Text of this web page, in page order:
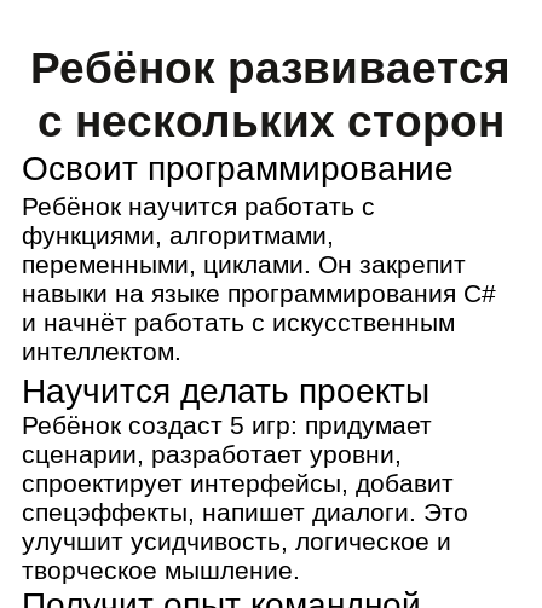
сценарии, разработает уровни,
спроектирует интерфейсы, добавит
спецэффекты, напишет диалоги. Это
улучшит усидчивость, логическое и
Получит опыт командной
разработки
Ребята работают как в настоящей IT-
компании: распределяют роли,
планируют сроки, слушают разные точки
зрения, договариваются. Эти навыки
помогут избегать конфликтов в школе,
работе и личной жизни.
Сможет презентовать
результаты
Ребёнок научится готовить выступления
и профессионально реагировать на
вопросы. Эти навыки помогут не просто
создавать проекты, но и рассказывать о
них публично, например в школе или
университете.